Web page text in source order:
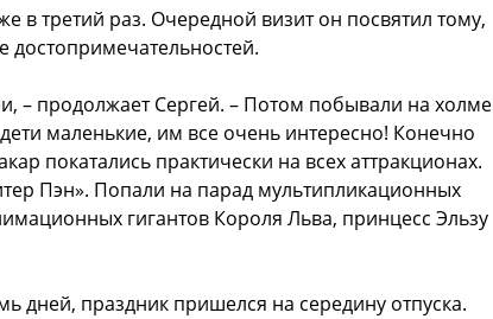
в третий раз. Очередной визит он посвятил тому,
– продолжает Сергей. – Потом побывали на холме
маленькие, им все очень интересно! Конечно
покатались практически на всех аттракционах.
Пэн». Попали на парад мультипликационных
гигантов Короля Льва, принцесс Эльзу
дней, праздник пришелся на середину отпуска.